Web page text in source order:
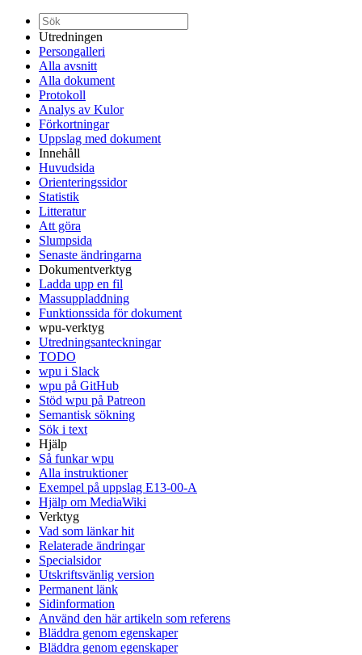
Utredningen
Persongalleri
Alla avsnitt
Alla dokument
Protokoll
Analys av Kulor
Förkortningar
Uppslag med dokument
Innehåll
Huvudsida
Orienteringssidor
Statistik
Litteratur
Att göra
Slumpsida
Senaste ändringarna
Dokumentverktyg
Ladda upp en fil
Massuppladdning
Funktionssida för dokument
wpu-verktyg
Utredningsanteckningar
TODO
wpu i Slack
wpu på GitHub
Stöd wpu på Patreon
Semantisk sökning
Sök i text
Hjälp
Så funkar wpu
Alla instruktioner
Exempel på uppslag E13-00-A
Hjälp om MediaWiki
Verktyg
Vad som länkar hit
Relaterade ändringar
Specialsidor
Utskriftsvänlig version
Permanent länk
Sidinformation
Använd den här artikeln som referens
Bläddra genom egenskaper
Bläddra genom egenskaper